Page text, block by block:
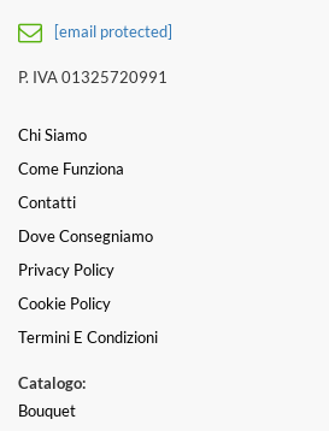
[email protected]
P. IVA 01325720991
Chi Siamo
Come Funziona
Contatti
Dove Consegniamo
Privacy Policy
Cookie Policy
Termini E Condizioni
Catalogo:
Bouquet